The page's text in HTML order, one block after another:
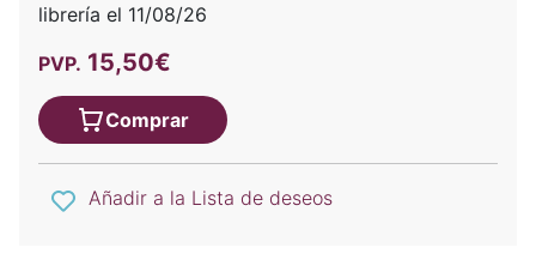
librería el 11/08/26
PVP. 15,50€
Comprar
Añadir a la Lista de deseos